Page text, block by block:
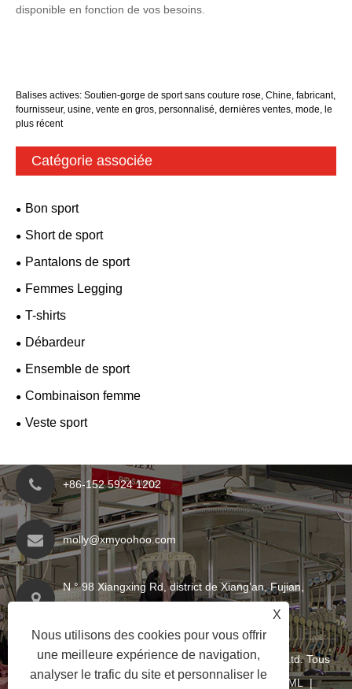
disponible en fonction de vos besoins.
Balises actives: Soutien-gorge de sport sans couture rose, Chine, fabricant,
fournisseur, usine, vente en gros, personnalisé, dernières ventes, mode, le
plus récent
Catégorie associée
Bon sport
Short de sport
Pantalons de sport
Femmes Legging
T-shirts
Débardeur
Ensemble de sport
Combinaison femme
Veste sport
+86-152 5924 1202
molly@xmyoohoo.com
N ° 98 Xiangxing Rd, district de Xiang’an, Fujian,
Copyright © 2024 Xiamen Evariricky Trading Co., Ltd. Tous
droits réservésLinks |Sitemap|RSS| XML|
X
Nous utilisons des cookies pour vous offrir
une meilleure expérience de navigation,
analyser le trafic du site et personnaliser le